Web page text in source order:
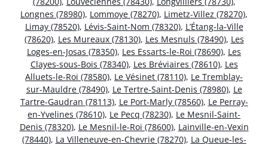
Longnes (78980), Lommoye (78270), Limetz-Villez (78270),
Limay (78520), Lévis-Saint-Nom (78320), L’Étang-la-Ville
(78620), Les Mureaux (78130), Les Mesnuls (78490), Les
Loges-en-Josas (78350), Les Essarts-le-Roi (78690), Les
Clayes-sous-Bois (78340), Les Bréviaires (78610), Les
Alluets-le-Roi (78580), Le Vésinet (78110), Le Tremblay-
sur-Mauldre (78490), Le Tertre-Saint-Denis (78980), Le
Tartre-Gaudran (78113), Le Port-Marly (78560), Le Perray-
en-Yvelines (78610), Le Pecq (78230), Le Mesnil-Saint-
Denis (78320), Le Mesnil-le-Roi (78600), Lainville-en-Vexin
(78440), La Villeneuve-en-Chevrie (78270), La Queue-les-